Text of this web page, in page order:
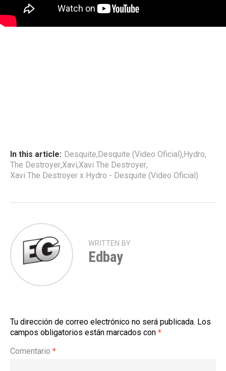
In this article: Desquite,Desquite (Video Oficial),Hydro,
The Destroyer,Xavi,Xavi The Destroyer,
Xavi The Destroyer x Hydro - Desquite (Video Oficial)
WRITTEN BY
Edbay
Tu dirección de correo electrónico no será publicada. Los
campos obligatorios están marcados con *
Comentario *